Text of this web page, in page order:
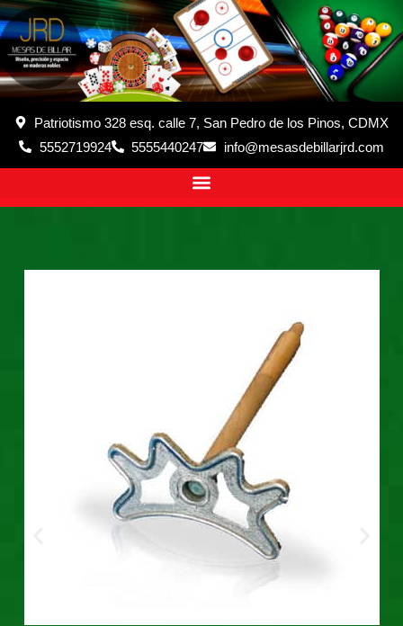
Patriotismo 328 esq. calle 7, San Pedro de los Pinos, CDMX
5552719924
5555440247 info@mesasdebillarjrd.com